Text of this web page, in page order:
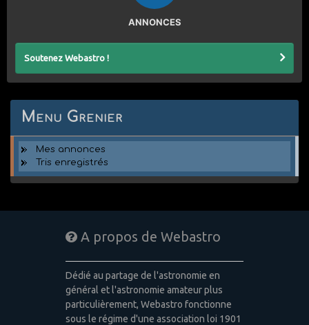
ANNONCES
Soutenez Webastro !
Menu Grenier
Mes annonces
Tris enregistrés
A propos de Webastro
Dédié au partage de l'astronomie en
général et l'astronomie amateur plus
particulièrement, Webastro fonctionne
sous le régime d'une association loi 1901